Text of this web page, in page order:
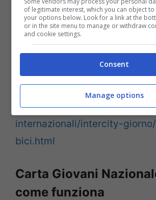
sututti i treni. È sufficiente
piegata o smontata all’interno
chiusa da sistemare negli
bagagli.
Per ulteriori informazioni sul
www.trenitalia.com/it/
internazionali/intercity-
bici.html
Carta Giovani
come funziona
of legitimate interest, which you can object
your options below. Look for a link at the
or in the site menu to manage or withdraw
and cookie settings.
Consent
Manage options